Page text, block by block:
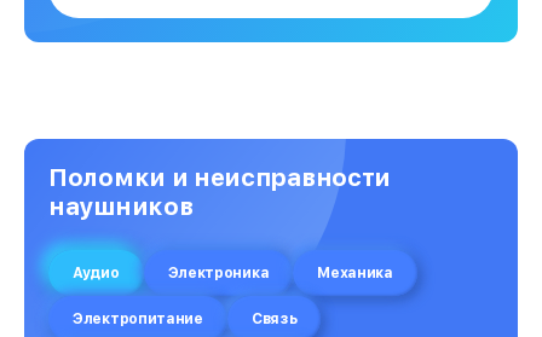
Поломки и неисправности
наушников
Аудио Электроника Механика
Электропитание Связь